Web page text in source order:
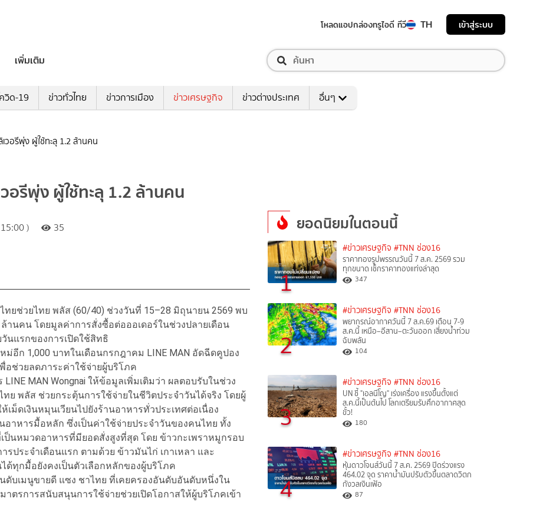
โหลดแอปกล่องทรูไอดี ทีวี TH เข้าสู่ระบบ
เพิ่มเติม
วิด-19 ข่าวทั่วไทย ข่าวการเมือง ข่าวเศรษฐกิจ ข่าวต่างประเทศ อื่นๆ
วอรีพุ่ง ผู้ใช้ทะลุ 1.2 ล้านคน
อรีพุ่ง ผู้ใช้ทะลุ 1.2 ล้านคน
) 35
ทยช่วยไทย พลัส (60/40) ช่วงวันที่ 15–28 มิถุนายน 2569 พบ
านคน โดยมูลค่าการสั่งซื้อต่อออเดอร์ในช่วงปลายเดือน
นแรกของการเปิดใช้สิทธิ
อีก 1,000 บาทในเดือนกรกฎาคม LINE MAN อัดฉีดคูปอง
อช่วยลดภาระค่าใช้จ่ายผู้บริโภค
MAN Wongnai ให้ข้อมูลเพิ่มเติมว่า ผลตอบรับในช่วง
ย พลัส ช่วยกระตุ้นการใช้จ่ายในชีวิตประจำวันได้จริง โดยผู้
ม็ดเงินหมุนเวียนไปยังร้านอาหารทั่วประเทศต่อเนื่อง
าหารมื้อหลัก ซึ่งเป็นค่าใช้จ่ายประจำวันของคนไทย ทั้ง
ป็นหมวดอาหารที่มียอดสั่งสูงที่สุด โดย ข้าวกะเพราหมูกรอบ
ประจำเดือนแรก ตามด้วย ข้าวมันไก่ เกาเหลา และ
ด้ทุกมื้อยังคงเป็นตัวเลือกหลักของผู้บริโภค
ดับเมนูขายดี แซง ชาไทย ที่เคยครองอันดับอันดับหนึ่งใน
ตรการสนับสนุนการใช้จ่ายช่วยเปิดโอกาสให้ผู้บริโภคเข้า
ยอดนิยมในตอนนี้
1
#ข่าวเศรษฐกิจ #TNN ช่อง16
ราคาทองรูปพรรณวันนี้ 7 ส.ค. 2569 รวม
ทุกขนาด เช็กราคาทองแท่งล่าสุด
347
2
#ข่าวเศรษฐกิจ #TNN ช่อง16
พยากรณ์อากาศวันนี้ 7 ส.ค.69 เตือน 7-9
ส.ค.นี้ เหนือ–อีสาน–ตะวันออก เสี่ยงน้ำท่วม
ฉับพลัน
104
3
#ข่าวเศรษฐกิจ #TNN ช่อง16
UN ชี้ "เอลนีโญ" เร่งเครื่อง แรงขึ้นตั้งแต่
ส.ค.นี้เป็นต้นไป โลกเตรียมรับศึกอากาศสุด
ขั้ว!
180
4
#ข่าวเศรษฐกิจ #TNN ช่อง16
หุ้นดาวโจนส์วันนี้ 7 ส.ค. 2569 ปิดร่วงแรง
464.02 จุด ราคาน้ำมันปรับตัวขึ้นตลาดวิตก
กังวลเงินเฟ้อ
87